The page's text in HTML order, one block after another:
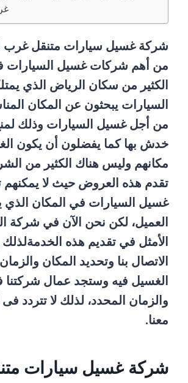
شركة غسيل سيارات متنقل غرب
من أهم شركات غسيل السيارات
الكثير من سكان الرياض الذي
السيارات يبحثون عن المكان
من أجل غسيل السيارات وذلك
خدش بها كما يفضلون أن يكون
مكانهم وليس هناك الكثير من
تقدم هذه العروض حيث لا يمكنهم
غسيل السيارات في المكان الذي
العميل، لكن نحن الآن في شركة
الأمثل في تقديم هذه
الاتصال بنا وتحديد المكان
الغسيل فيه وستجد عمال
والزمان المحدد، لذلك لا تتردد
معنا.
شركة غسيل سيارات